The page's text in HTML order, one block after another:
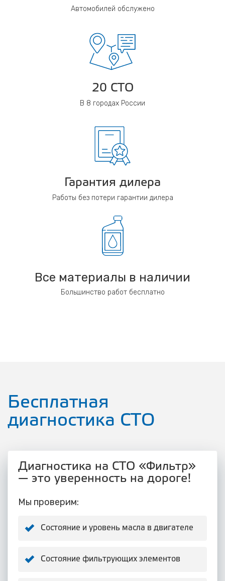
Автомобилей обслужено
20 СТО
В 8 городах России
Гарантия дилера
Работы без потери гарантии дилера
Все материалы в наличии
Большинство работ бесплатно
Бесплатная
диагностика СТО
Диагностика на СТО «Фильтр»
— это уверенность на дороге!
Мы проверим:
Состояние и уровень масла в двигателе
Состояние фильтрующих элементов